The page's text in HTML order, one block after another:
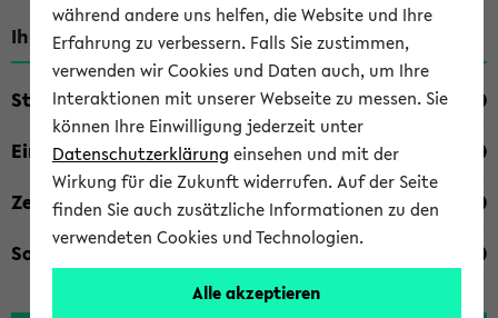
Ihre Suchkriterien:
Studienfach
Einrichtung
Zeiten
Sonstiges
während andere uns helfen, die Website und Ihre
Erfahrung zu verbessern. Falls Sie zustimmen,
verwenden wir Cookies und Daten auch, um Ihre
Interaktionen mit unserer Webseite zu messen. Sie
können Ihre Einwilligung jederzeit unter
Datenschutzerklärung einsehen und mit der
Wirkung für die Zukunft widerrufen. Auf der Seite
finden Sie auch zusätzliche Informationen zu den
verwendeten Cookies und Technologien.
Alle akzeptieren